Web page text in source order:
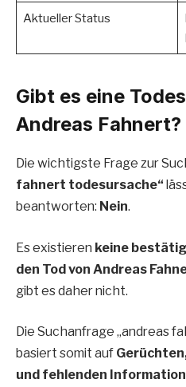
Aktueller Status
Gibt es eine
Andreas Fahnert?
Die wichtigste Frage zur
fahnert todesursache“
beantworten: Nein.
Es existieren keine
den Tod von Andreas
gibt es daher nicht.
Die Suchanfrage „andreas
basiert somit auf
und fehlenden